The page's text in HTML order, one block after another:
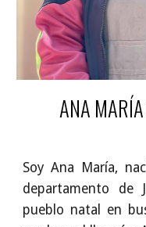
ANA
Soy Ana María,
departamento de
pueblo natal en